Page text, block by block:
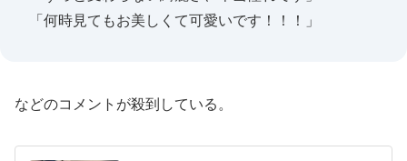
「何時見てもお美しくて可愛いです！！！」
などのコメントが殺到している。